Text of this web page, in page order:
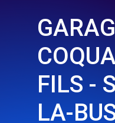
FILS -
LA-